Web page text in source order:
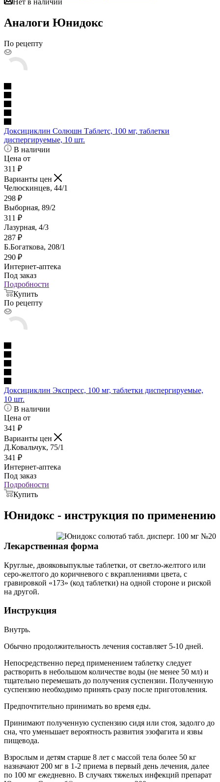
Нет в наличии
Аналоги Юнидокс
По рецепту
Доксициклин Солюшн Таблетс, 100 мг, таблетки
диспергируемые, 10 шт.
В наличии
Цена от
311 ₽
Варианты цен
Челюскинцев, 44/1
298 ₽
Выборная, 89/2
311 ₽
Лазурная, 4/3
287 ₽
Б.Богаткова, 208/1
290 ₽
Интернет-аптека
Под заказ
Подробности
Купить
По рецепту
Доксициклин Экспресс, 100 мг, таблетки диспергируемые,
10 шт.
В наличии
Цена от
341 ₽
Варианты цен
Д.Ковальчук, 75/1
341 ₽
Интернет-аптека
Под заказ
Подробности
Купить
Юнидокс - инструкция по применению
Лекарственная форма
Круглые, двояковыпуклые таблетки, от светло-желтого или
серо-желтого до коричневого с вкраплениями цвета, с
гравировкой «173» (код таблетки) на одной стороне и риской
на другой.
Инструкция
Внутрь.
Обычно продолжительность лечения составляет 5-10 дней.
Непосредственно перед применением таблетку следует
растворить в небольшом количестве воды (не менее 50 мл) и
тщательно перемешать до получения суспензии. Полученную
суспензию необходимо принять сразу после приготовления.
Предпочтительно принимать во время еды.
Принимают полученную суспензию сидя или стоя, задолго до
сна, что уменьшает вероятность развития эзофагита и язвы
пищевода.
Взрослым и детям старше 8 лет с массой тела более 50 кг
назначают 200 мг в 1-2 приема в первый день лечения, далее
по 100 мг ежедневно. В случаях тяжелых инфекций препарат